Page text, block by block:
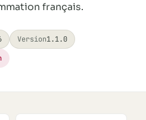
la carte
l’app
français.
Version1.1.0